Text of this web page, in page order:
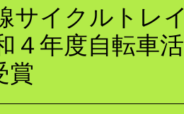
サイクルトレイ
４年度自転車活
賞